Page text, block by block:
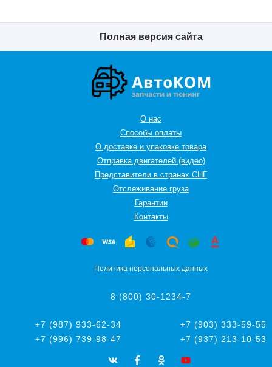
Полная версия сайта
О нас
Способы оплаты
О доставке и упаковке товара
Отправка двигателей (видео)
Представители в странах СНГ
Oтслеживание груза
Гарантии
Контакты
Политика персональных данных
8 (800) 30-1234-7
+7 (987) 933-62-34
+7 (903) 333-59-55
+7 (996) 739-98-47
+7 (937) 213-10-53